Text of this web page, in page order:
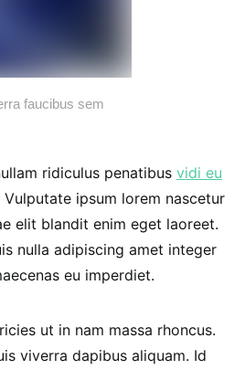
faucibus sem
ridiculus penatibus vidi eu
Vulputate ipsum lorem nascetur
elit blandit enim eget laoreet.
nulla adipiscing amet integer
eu imperdiet.
ut in nam massa rhoncus.
viverra dapibus aliquam. Id